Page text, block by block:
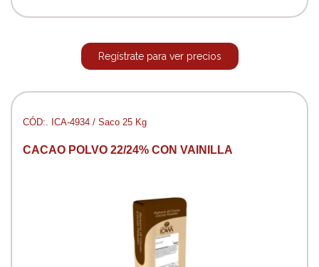
Regístrate para ver precios
CÓD:. ICA-4934 / Saco 25 Kg
CACAO POLVO 22/24% CON VAINILLA